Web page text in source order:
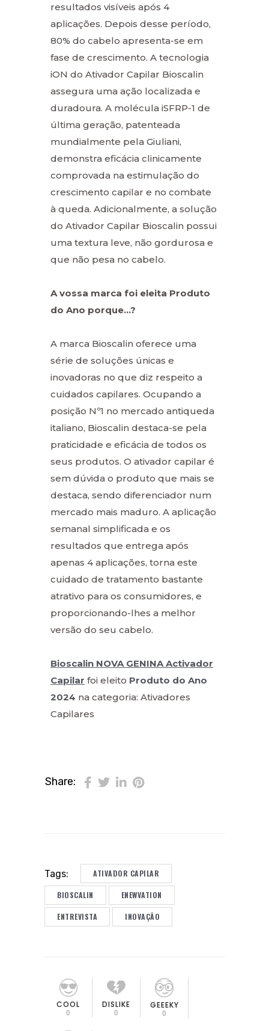
resultados visíveis após 4
aplicações. Depois desse período,
80% do cabelo apresenta-se em
fase de crescimento. A tecnologia
iON do Ativador Capilar Bioscalin
assegura uma ação localizada e
duradoura. A molécula iSFRP-1 de
última geração, patenteada
mundialmente pela Giuliani,
demonstra eficácia clinicamente
comprovada na estimulação do
crescimento capilar e no combate
à queda. Adicionalmente, a solução
do Ativador Capilar Bioscalin possui
uma textura leve, não gordurosa e
que não pesa no cabelo.
A vossa marca foi eleita Produto
do Ano porque…?
A marca Bioscalin oferece uma
série de soluções únicas e
inovadoras no que diz respeito a
cuidados capilares. Ocupando a
posição Nº1 no mercado antiqueda
italiano, Bioscalin destaca-se pela
praticidade e eficácia de todos os
seus produtos. O ativador capilar é
sem dúvida o produto que mais se
destaca, sendo diferenciador num
mercado mais maduro. A aplicação
semanal simplificada e os
resultados que entrega após
apenas 4 aplicações, torna este
cuidado de tratamento bastante
atrativo para os consumidores, e
proporcionando-lhes a melhor
versão do seu cabelo.
Bioscalin NOVA GENINA Activador
Capilar foi eleito Produto do Ano
2024 na categoria: Ativadores
Capilares
Share:
Tags: ATIVADOR CAPILAR
BIOSCALIN ENEWVATION
ENTREVISTA INOVAÇÃO
COOL
0
DISLIKE
0
GEEEKY
0